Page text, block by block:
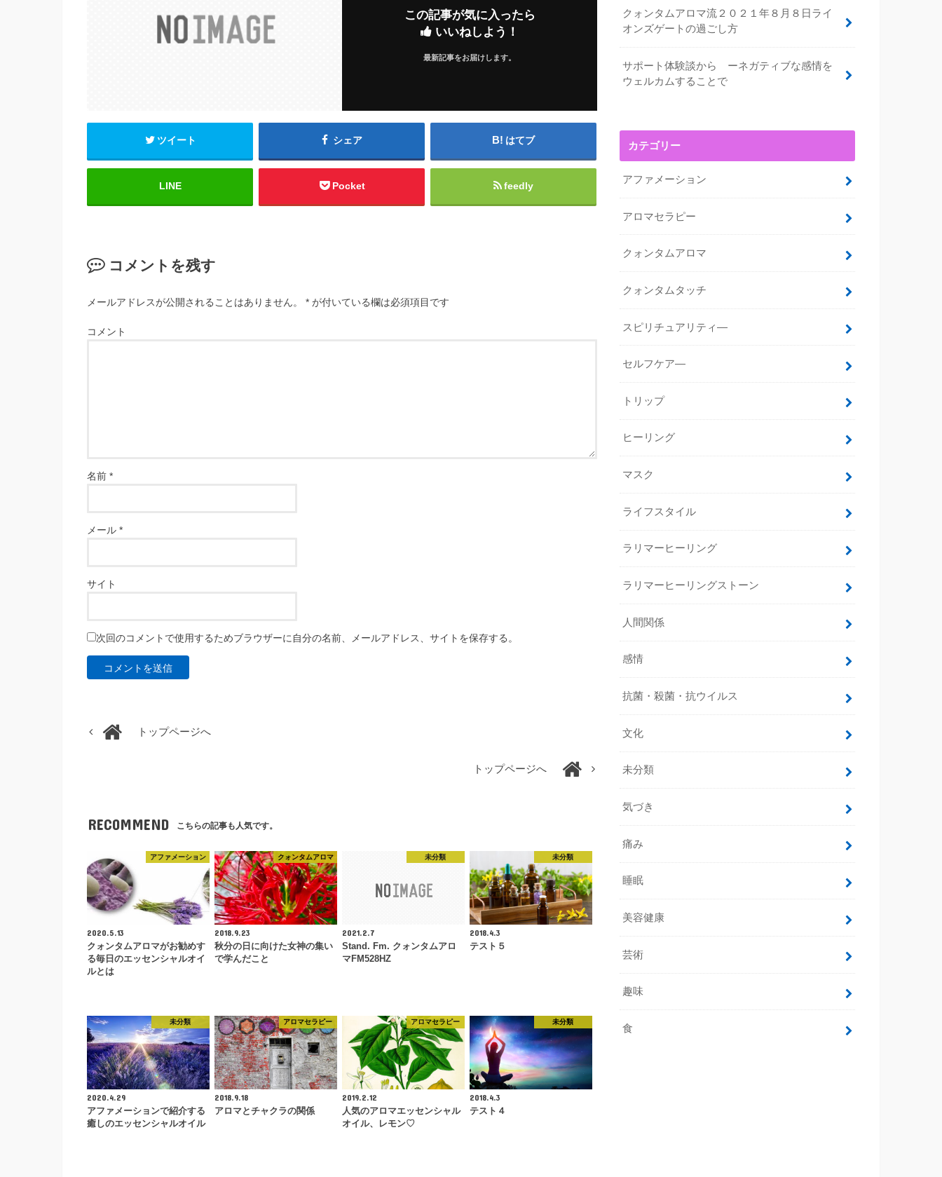
この記事が気に入ったら
いいねしよう！
最新記事をお届けします。
ツイート シェア はてブ
LINE Pocket feedly
コメントを残す
メールアドレスが公開されることはありません。 * が付いている欄は必須項目です
コメント
名前 *
メール *
サイト
次回のコメントで使用するためブラウザーに自分の名前、メールアドレス、サイトを保存する。
トップページへ
トップページへ
RECOMMEND こちらの記事も人気です。
アファメーション
2020.5.13
クォンタムアロマがお勧めす
る毎日のエッセンシャルオイ
ルとは
クォンタムアロマ
2018.9.23
秋分の日に向けた女神の集い
で学んだこと
未分類
2021.2.7
Stand. Fm. クォンタムアロ
マFM528HZ
未分類
2018.4.3
テスト５
未分類
2020.4.29
アファメーションで紹介する
癒しのエッセンシャルオイル
アロマセラピー
2018.9.18
アロマとチャクラの関係
アロマセラピー
2019.2.12
人気のアロマエッセンシャル
オイル、レモン♡
未分類
2018.4.3
テスト４
クォンタムアロマ流２０２１年８月８日ライ
オンズゲートの過ごし方
サポート体験談から ーネガティブな感情を
ウェルカムすることで
カテゴリー
アファメーション
アロマセラピー
クォンタムアロマ
クォンタムタッチ
スピリチュアリティ―
セルフケア―
トリップ
ヒーリング
マスク
ライフスタイル
ラリマーヒーリング
ラリマーヒーリングストーン
人間関係
感情
抗菌・殺菌・抗ウイルス
文化
未分類
気づき
痛み
睡眠
美容健康
芸術
趣味
食